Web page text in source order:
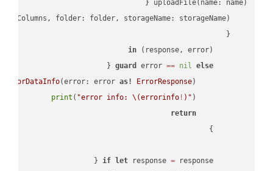
        (response, error)
in
guard
error == nil else
(error: error as!
ErrorResponse
print ( "error info: \(errorinfo! ) "
return
if let response =